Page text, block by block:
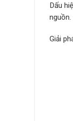
Dấu
Giải